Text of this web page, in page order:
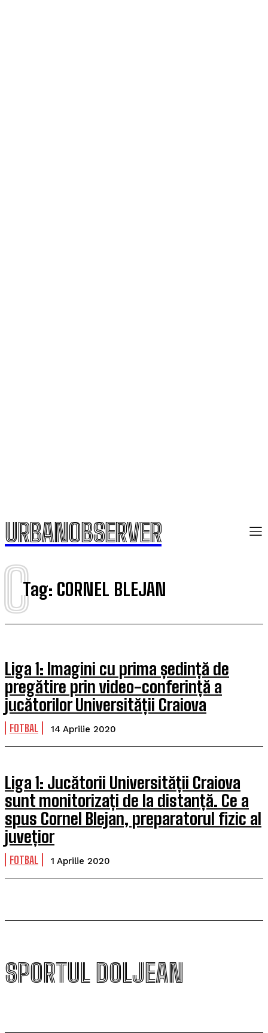
URBANOBSERVER
Tag: CORNEL BLEJAN
C
Liga 1: Imagini cu prima ședință de
pregătire prin video-conferință a
jucătorilor Universității Craiova
FOTBAL 14 Aprilie 2020
Liga 1: Jucătorii Universității Craiova
sunt monitorizați de la distanță. Ce a
spus Cornel Blejan, preparatorul fizic al
juvețior
FOTBAL 1 Aprilie 2020
SPORTUL DOLJEAN